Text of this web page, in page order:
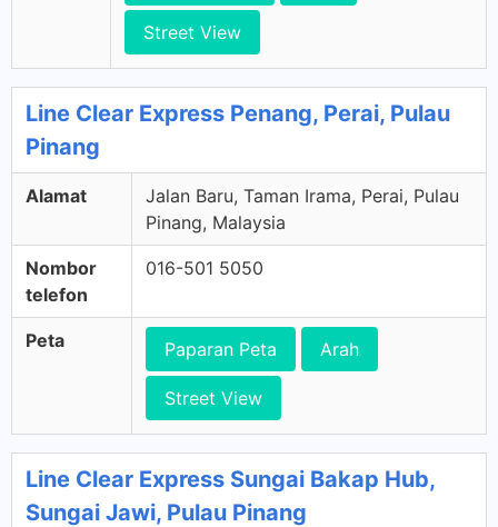
Street View
Line Clear Express Penang, Perai, Pulau
Pinang
Alamat
Jalan Baru, Taman Irama, Perai, Pulau
Pinang, Malaysia
Nombor
telefon
016-501 5050
Peta Paparan Peta Arah
Street View
Line Clear Express Sungai Bakap Hub,
Sungai Jawi, Pulau Pinang